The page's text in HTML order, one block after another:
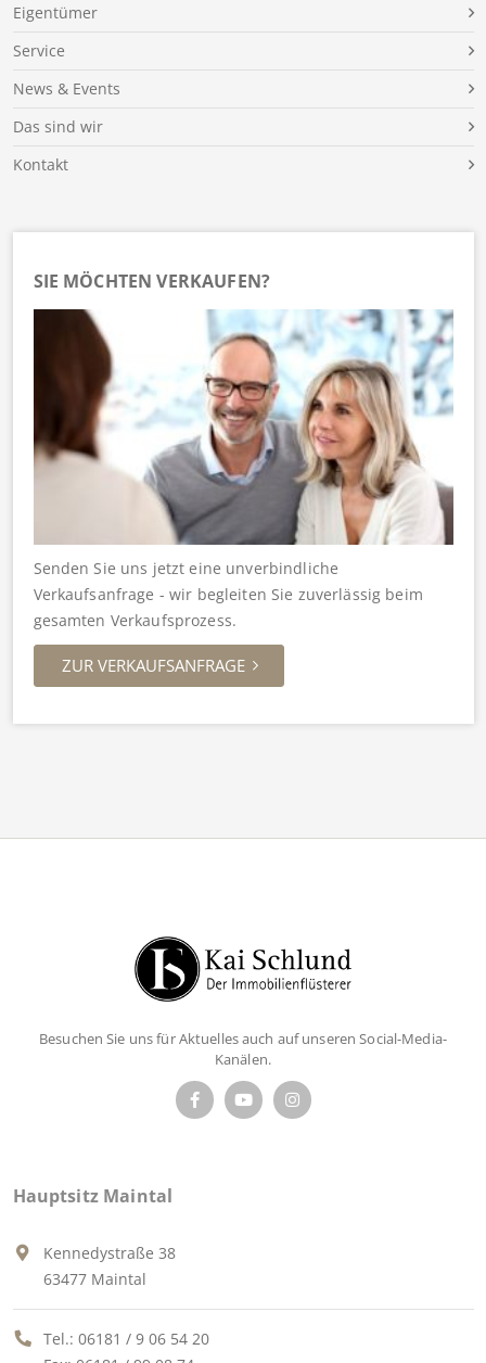
Eigentümer
Service
News & Events
Das sind wir
Kontakt
SIE MÖCHTEN VERKAUFEN?
Senden Sie uns jetzt eine unverbindliche
Verkaufsanfrage - wir begleiten Sie zuverlässig beim
gesamten Verkaufsprozess.
ZUR VERKAUFSANFRAGE
Besuchen Sie uns für Aktuelles auch auf unseren Social-Media-
Kanälen.
Hauptsitz Maintal
Kennedystraße 38
63477 Maintal
Tel.: 06181 / 9 06 54 20